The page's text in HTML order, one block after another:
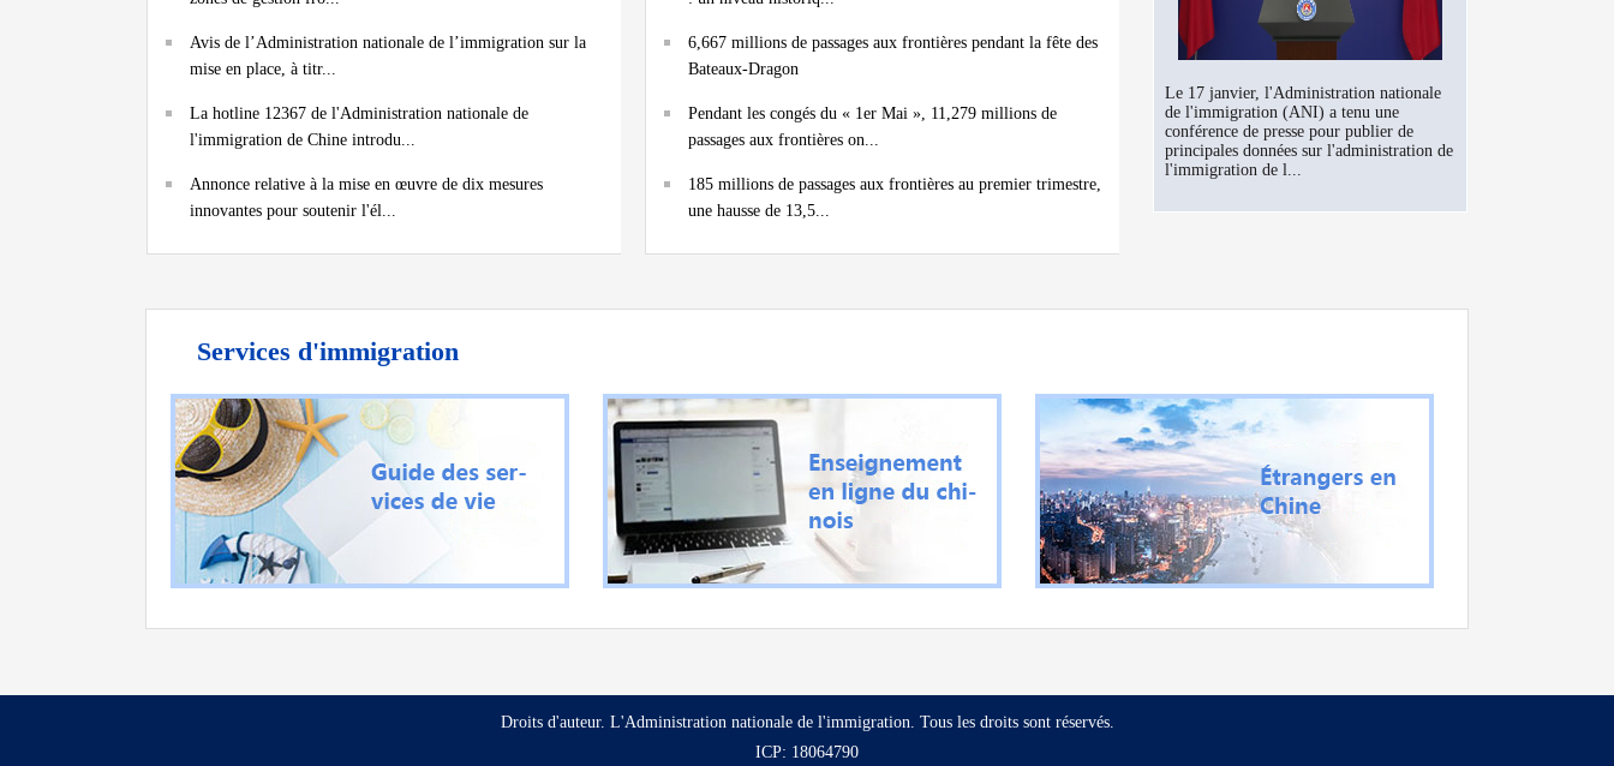
Avis de l’Administration nationale de l’immigration sur la
mise en place, à titr...
La hotline 12367 de l'Administration nationale de
l'immigration de Chine introdu...
Annonce relative à la mise en œuvre de dix mesures
innovantes pour soutenir l'él...
6,667 millions de passages aux frontières pendant la fête des
Bateaux-Dragon
Pendant les congés du « 1er Mai », 11,279 millions de
passages aux frontières on...
185 millions de passages aux frontières au premier trimestre,
une hausse de 13,5...
Le 17 janvier, l'Administration nationale
de l'immigration (ANI) a tenu une
conférence de presse pour publier de
principales données sur l'administration de
l'immigration de l...
Services d'immigration
Droits d'auteur. L'Administration nationale de l'immigration. Tous les droits sont réservés.
ICP: 18064790